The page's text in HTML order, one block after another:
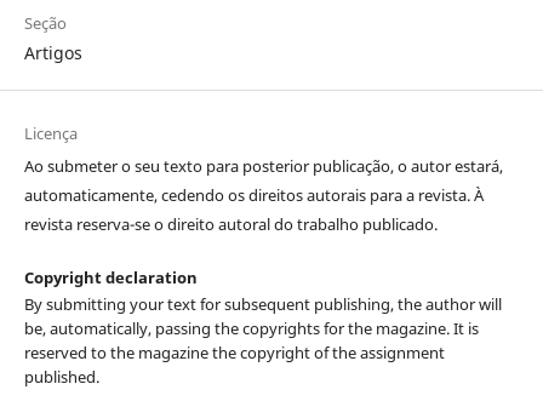
Seção
Artigos
Licença
Ao submeter o seu texto para posterior publicação, o autor estará,
automaticamente, cedendo os direitos autorais para a revista. À
revista reserva-se o direito autoral do trabalho publicado.
Copyright declaration
By submitting your text for subsequent publishing, the author will
be, automatically, passing the copyrights for the magazine. It is
reserved to the magazine the copyright of the assignment
published.